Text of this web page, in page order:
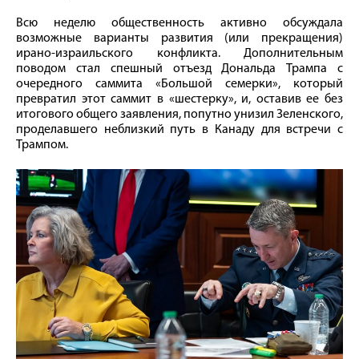
Всю неделю общественность активно обсуждала
возможные варианты развития (или прекращения)
ирано-израильского конфликта. Дополнительным
поводом стал спешный отъезд Дональда Трампа с
очередного саммита «Большой семерки», который
превратил этот саммит в «шестерку», и, оставив ее без
итогового общего заявления, попутно унизил Зеленского,
проделавшего неблизкий путь в Канаду для встречи с
Трампом.